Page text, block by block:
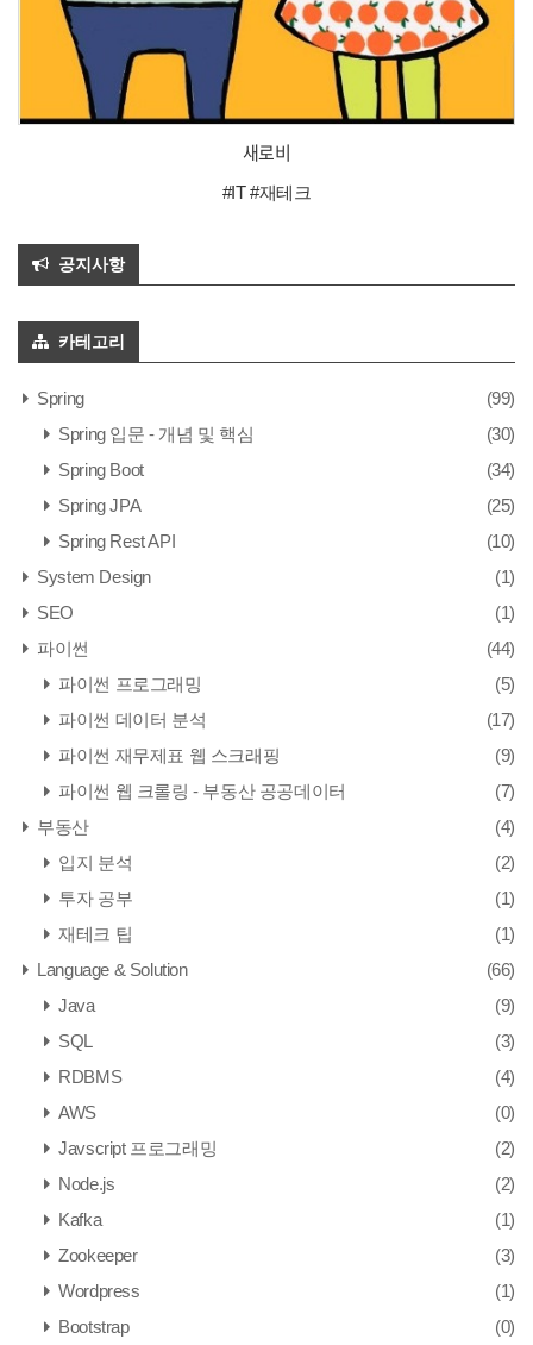
새로비
#IT #재테크
공지사항
카테고리
Spring
(99)
Spring 입문 - 개념 및 핵심
(30)
Spring Boot
(34)
Spring JPA
(25)
Spring Rest API
(10)
System Design
(1)
SEO
(1)
파이썬
(44)
파이썬 프로그래밍
(5)
파이썬 데이터 분석
(17)
파이썬 재무제표 웹 스크래핑
(9)
파이썬 웹 크롤링 - 부동산 공공데이터
(7)
부동산
(4)
입지 분석
(2)
투자 공부
(1)
재테크 팁
(1)
Language & Solution
(66)
Java
(9)
SQL
(3)
RDBMS
(4)
AWS
(0)
Javscript 프로그래밍
(2)
Node.js
(2)
Kafka
(1)
Zookeeper
(3)
Wordpress
(1)
Bootstrap
(0)